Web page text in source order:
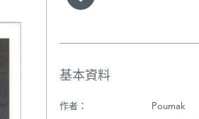
基本資料
作者：
Poumak